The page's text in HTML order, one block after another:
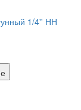
1/4'' НН